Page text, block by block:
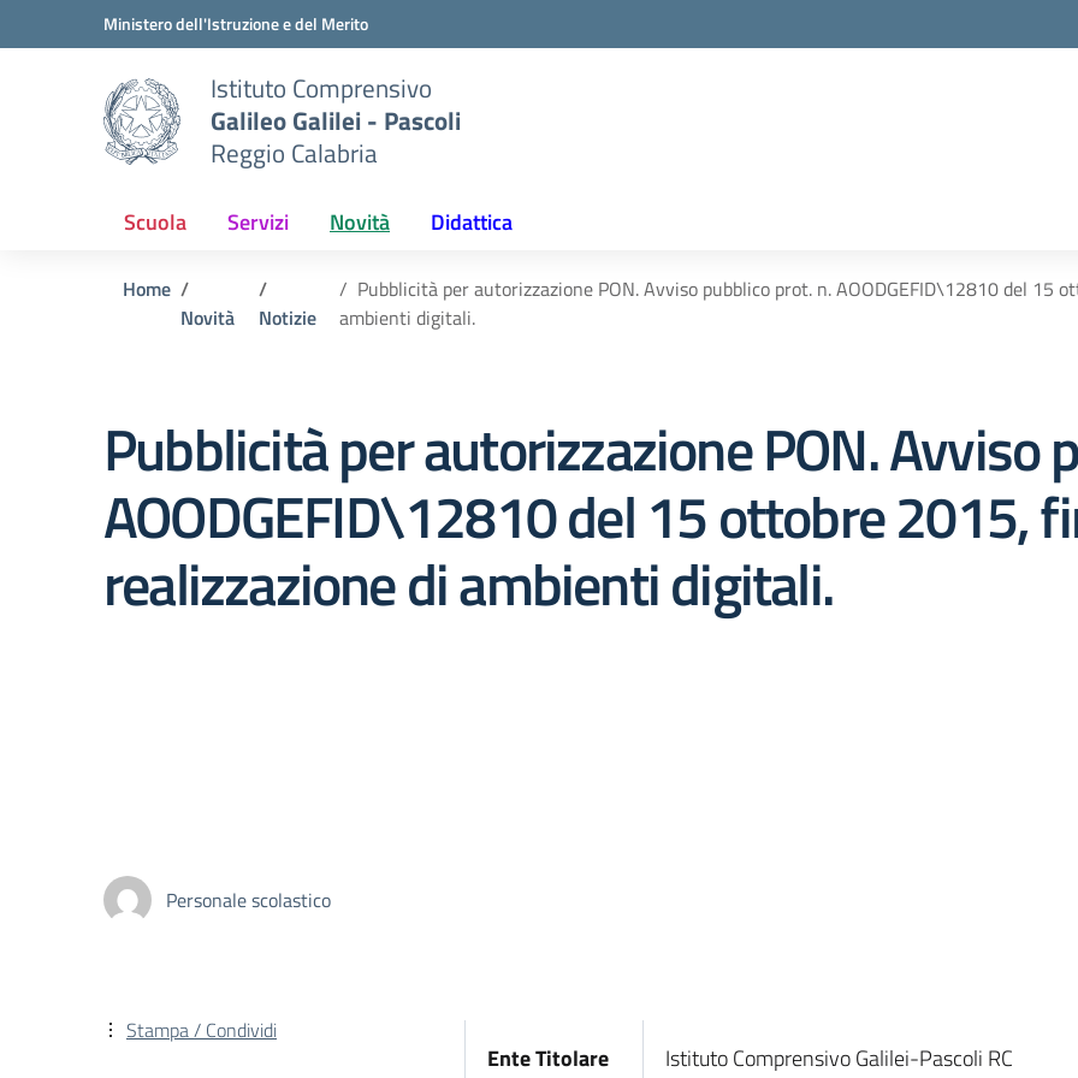
Vai ai contenuti
Vai al menu di navigazioneMinistero dell'Istruzione e del Merito
Istituto Comprensivo
Galileo Galilei - Pascoli
Reggio Calabria
Scuola Servizi Novità Didattica
Home
Novità
Notizie
Pubblicità per autorizzazione PON. Avviso pubblico prot. n. AOODGEFID\12810 del 15
ambienti digitali.
Pubblicità per autorizzazione PON. Avviso
AOODGEFID\12810 del 15 ottobre 2015,
realizzazione di ambienti digitali.
Personale scolastico
Ente Titolare
Istituto Comprensivo Galilei-Pascoli RC
Stampa / Condividi